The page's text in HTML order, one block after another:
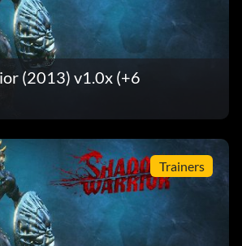
(2013) v1.0x (+6
Trainers